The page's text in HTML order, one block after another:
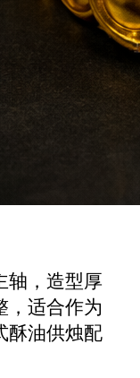
轴，造型厚
，适合作为
酥油供烛配